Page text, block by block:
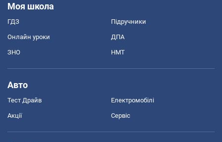
Моя школа
ГДЗ Підручники
Онлайн уроки ДПА
ЗНО НМТ
Авто
Тест Драйв Електромобілі
Акції Сервіс